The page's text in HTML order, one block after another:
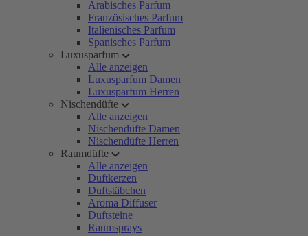
Arabisches Parfum
Französisches Parfum
Italienisches Parfum
Spanisches Parfum
Luxusparfum
Alle anzeigen
Luxusparfum Damen
Luxusparfum Herren
Nischendüfte
Alle anzeigen
Nischendüfte Damen
Nischendüfte Herren
Raumdüfte
Alle anzeigen
Duftkerzen
Duftstäbchen
Aroma Diffuser
Duftsteine
Raumsprays